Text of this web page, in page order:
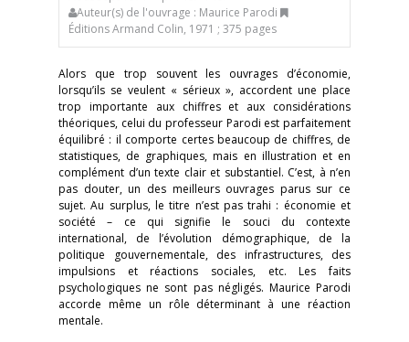
Auteur(s) de l'ouvrage : Maurice Parodi
Éditions Armand Colin, 1971 ; 375 pages
Alors que trop souvent les ouvrages d’économie,
lorsqu’ils se veulent « sérieux », accordent une place
trop importante aux chiffres et aux considérations
théoriques, celui du professeur Parodi est parfaitement
équilibré : il comporte certes beaucoup de chiffres, de
statistiques, de graphiques, mais en illustration et en
complément d’un texte clair et substantiel. C’est, à n’en
pas douter, un des meilleurs ouvrages parus sur ce
sujet. Au surplus, le titre n’est pas trahi : économie et
société – ce qui signifie le souci du contexte
international, de l’évolution démographique, de la
politique gouvernementale, des infrastructures, des
impulsions et réactions sociales, etc. Les faits
psychologiques ne sont pas négligés. Maurice Parodi
accorde même un rôle déterminant à une réaction
mentale.